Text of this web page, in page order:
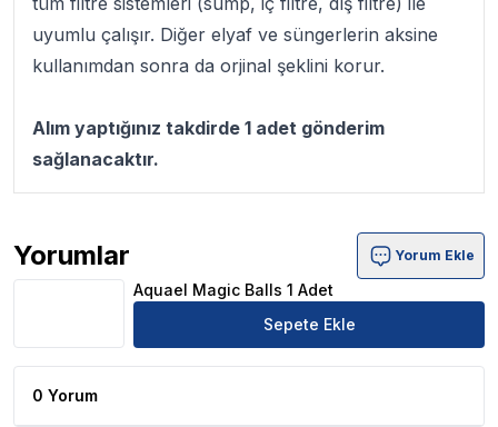
uyumlu çalışır. Diğer elyaf ve süngerlerin aksine
kullanımdan sonra da orjinal şeklini korur.
Alım yaptığınız takdirde 1 adet gönderim
sağlanacaktır.
Yorumlar
Aquael Magic Balls 1 Adet Ürün Yorumları
Yorum Ekle
Aquael Magic Balls 1 Adet
Sepete Ekle
0 Yorum